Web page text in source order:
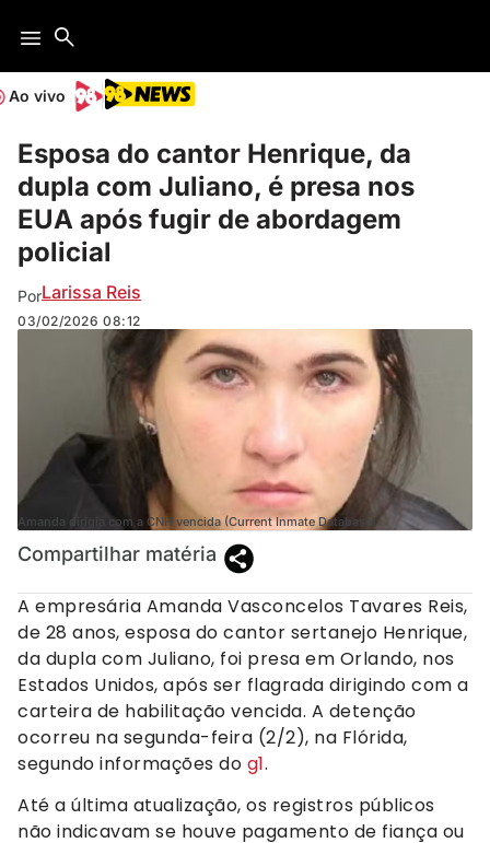
Ao vivo
Esposa do cantor Henrique, da
dupla com Juliano, é presa nos
EUA após fugir de abordagem
policial
PorLarissa Reis
03/02/2026 08:12
Amanda dirigia com a CNH vencida (Current Inmate Database)
Compartilhar matéria
A empresária Amanda Vasconcelos Tavares Reis,
de 28 anos, esposa do cantor sertanejo Henrique,
da dupla com Juliano, foi presa em Orlando, nos
Estados Unidos, após ser flagrada dirigindo com a
carteira de habilitação vencida. A detenção
ocorreu na segunda-feira (2/2), na Flórida,
segundo informações do g1.
Até a última atualização, os registros públicos
não indicavam se houve pagamento de fiança ou